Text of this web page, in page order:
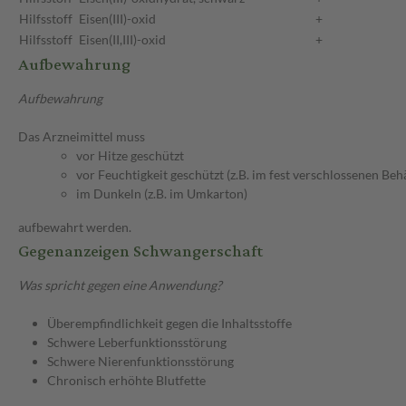
Hilfsstoff Eisen(III)-oxid
+
Hilfsstoff Eisen(II,III)-oxid +
Aufbewahrung
Aufbewahrung
Das Arzneimittel muss
vor Hitze geschützt
vor Feuchtigkeit geschützt (z.B. im fest verschlossenen
im Dunkeln (z.B. im Umkarton)
aufbewahrt werden.
Gegenanzeigen Schwangerschaft
Was spricht gegen eine Anwendung?
Überempfindlichkeit gegen die Inhaltsstoffe
Schwere Leberfunktionsstörung
Schwere Nierenfunktionsstörung
Chronisch erhöhte Blutfette